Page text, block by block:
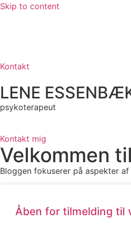
Skip to content
Kontakt
LENE
psykoterapeut
Kontakt mig
Velkommen
Bloggen fokuserer på aspekter
Åben for tilmelding til